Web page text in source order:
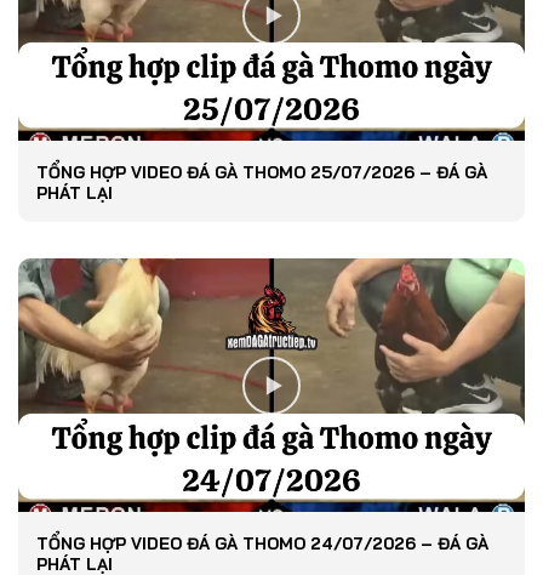
TỔNG HỢP VIDEO ĐÁ GÀ THOMO 25/07/2026 – ĐÁ GÀ
PHÁT LẠI
TỔNG HỢP VIDEO ĐÁ GÀ THOMO 24/07/2026 – ĐÁ GÀ
PHÁT LẠI